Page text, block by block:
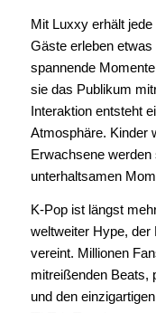
Mit Luxxy erhält
Gäste erleben
spannende
sie das Publikum
Interaktion entsteht
Atmosphäre. Kinder
Erwachsene werden
unterhaltsamen
K‑Pop ist längst
weltweiter Hype, der
vereint. Millionen
mitreißenden Beats,
und den